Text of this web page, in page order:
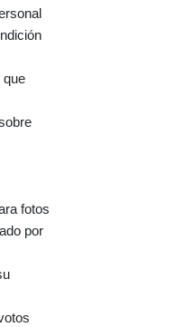
que
fotos
por